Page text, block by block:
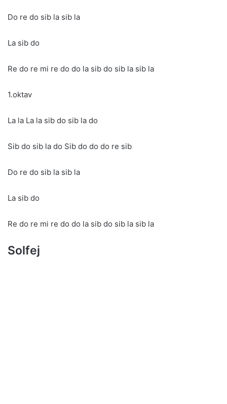
Do re do sib la sib la
La sib do
Re do re mi re do do la sib do sib la sib la
1.oktav
La la La la sib do sib la do
Sib do sib la do Sib do do do re sib
Do re do sib la sib la
La sib do
Re do re mi re do do la sib do sib la sib la
Solfej